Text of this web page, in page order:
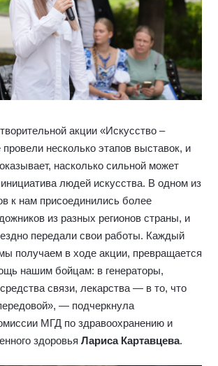
акции «Искусство –
несколько этапов выставок, и
насколько сильной может
людей искусства. В одном из
к нам присоединились более
из разных регионов страны, и
передали свои работы. Каждый
получаем в ходе акции, превращается
нашим бойцам: в генераторы,
связи, лекарства — в то, что
— подчеркнула
МГД по здравоохранению и
здоровья Лариса Картавцева.